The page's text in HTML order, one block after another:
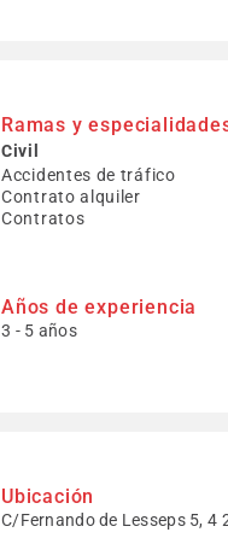
Ramas y
Civil
Accidentes de tráfico
Contrato alquiler
Contratos
Años de experiencia
3 - 5 años
Ubicación
C/Fernando de Lesseps 5, 4